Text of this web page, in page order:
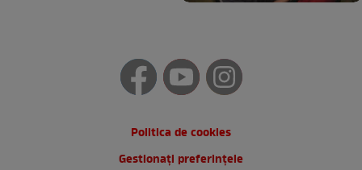
Politica de cookies
Gestionați preferințele